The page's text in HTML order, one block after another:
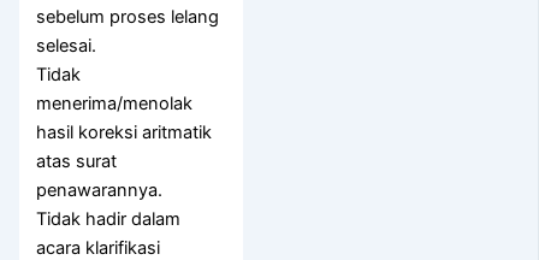
sebelum proses lelang
selesai.
Tidak
menerima/menolak
hasil koreksi aritmatik
atas surat
penawarannya.
Tidak hadir dalam
acara klarifikasi